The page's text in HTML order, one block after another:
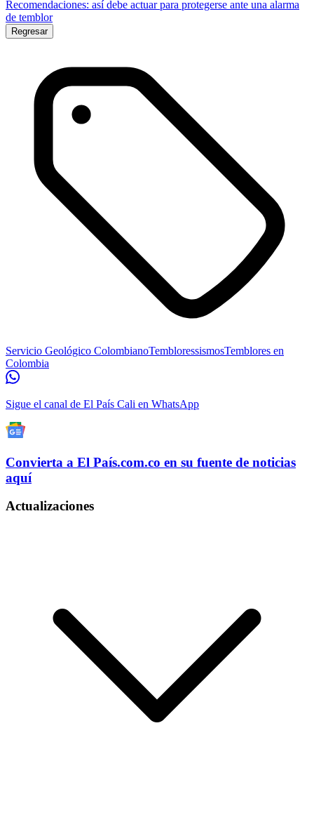
Recomendaciones: así debe actuar para protegerse ante una alarma
de temblor
Regresar
Servicio Geológico ColombianoTembloressismosTemblores en
Colombia
Sigue el canal de El País Cali en WhatsApp
Convierta a El País.com.co en su fuente de noticias
aquí
Actualizaciones